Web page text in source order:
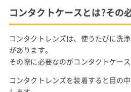
コンタクトケースとは?その
コンタクトレンズは、使うたびに洗
があります。
その際に必要なのがコンタクトケース
コンタクトレンズを装着すると目の